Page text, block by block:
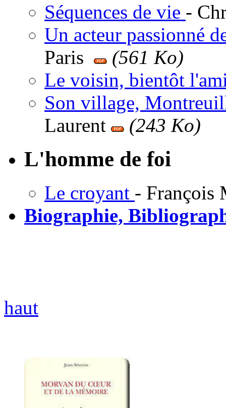
Séquences de vie -
Un acteur passionné
Paris
(561 Ko)
Le voisin, bientôt
Son village,
Laurent
(243 Ko)
L'homme de foi
Le croyant -
Biographie,
haut